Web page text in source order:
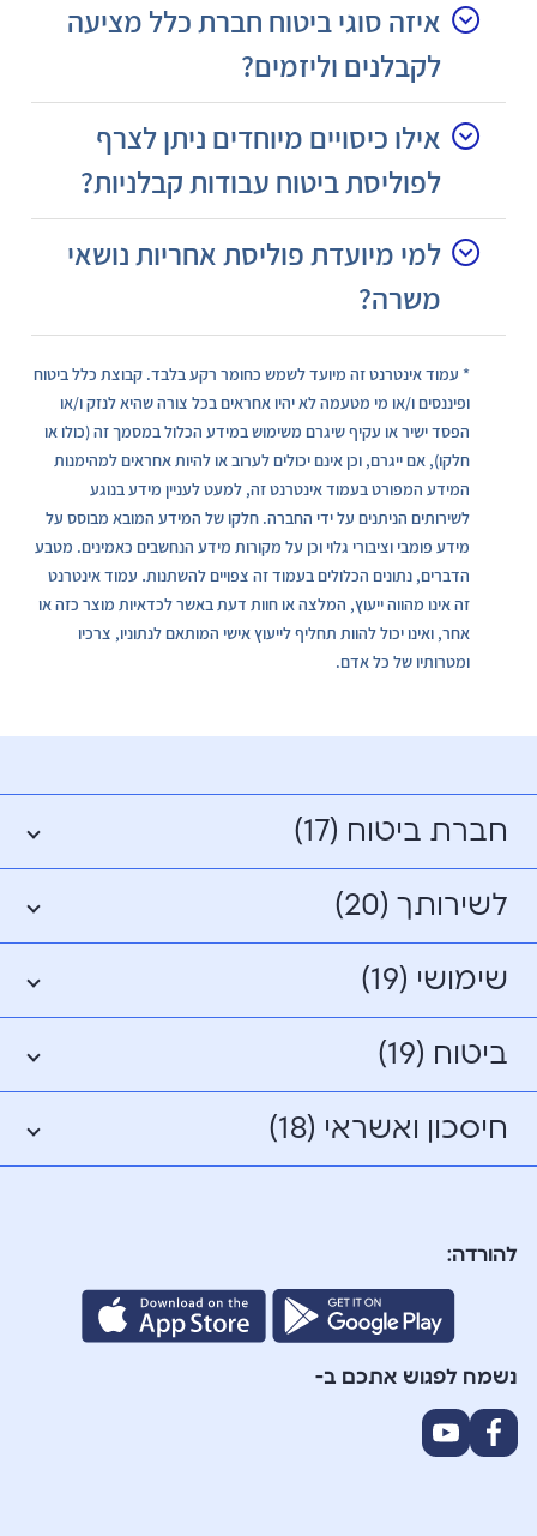
איזה סוגי ביטוח חברת כלל מציעה
לקבלנים וליזמים?
אילו כיסויים מיוחדים ניתן לצרף
לפוליסת ביטוח עבודות קבלניות?
למי מיועדת פוליסת אחריות נושאי
משרה?
* עמוד אינטרנט זה מיועד לשמש כחומר רקע בלבד. קבוצת כלל ביטוח
ופיננסים ו/או מי מטעמה לא יהיו אחראים בכל צורה שהיא לנזק ו/או
הפסד ישיר או עקיף שיגרם משימוש במידע הכלול במסמך זה (כולו או
חלקו), אם ייגרם, וכן אינם יכולים לערוב או להיות אחראים למהימנות
המידע המפורט בעמוד אינטרנט זה, למעט לעניין מידע בנוגע
לשירותים הניתנים על ידי החברה. חלקו של המידע המובא מבוסס על
מידע פומבי וציבורי גלוי וכן על מקורות מידע הנחשבים כאמינים. מטבע
הדברים, נתונים הכלולים בעמוד זה צפויים להשתנות. עמוד אינטרנט
זה אינו מהווה ייעוץ, המלצה או חוות דעת באשר לכדאיות מוצר כזה או
אחר, ואינו יכול להוות תחליף לייעוץ אישי המותאם לנתוניו, צרכיו
ומטרותיו של כל אדם.
חברת ביטוח (17)
לשירותך (20)
שימושי (19)
ביטוח (19)
חיסכון ואשראי (18)
להורדה:
נשמח לפגוש אתכם ב-